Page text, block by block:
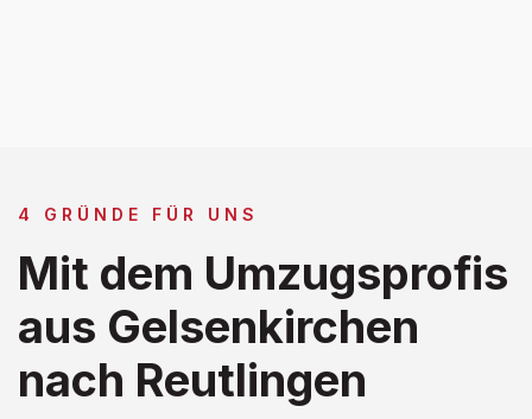
4 GRÜNDE FÜR UNS
Mit dem Umzugsprofis
aus Gelsenkirchen
nach Reutlingen